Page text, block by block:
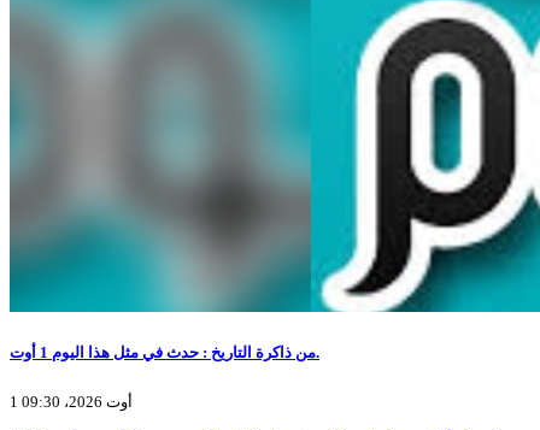
من ذاكرة التاريخ : حدث في مثل هذا اليوم 1 أوت.
1 أوت 2026، 09:30